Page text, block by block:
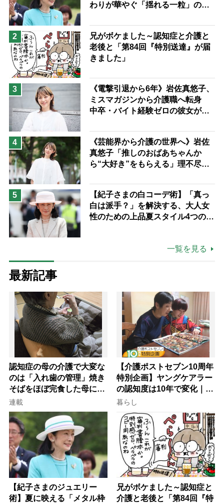
予防法
わりが華やぐ「揺れる一粒」の使
2
兄がボケました～認知症と介護と
老後と「第84回『特別送達』が届
きました」
3
《電撃引退から6年》岩佐真悠子、
ミスマガジンから介護職へ転身
中卒・バイト経験ゼロの彼女が見
ながら自分らしくいられる」
4
《芸能界から介護の世界へ》岩佐
真悠子「推しのおばあちゃんか
ら“大好き”をもらえる」理不尽さ
場は「愛おしい」
5
【紀子さまの白コーデ術】「真っ
白は派手？」を解決する、大人女
性のための上品夏スタイル4つのコ
一覧を見る
最新記事
認知症の母の介護で大変な
のは「入れ歯の管理」焼き
そばをほぼ完食した母に息
子が血の気が引いた理由
連載
【介護ポストセブン10周年
特別企画】ヤングケアラー
の認知度は10年で変化｜流
行語大賞にノミネート、法
律にも明記されたが果たし
て現在は？
暮らし
【紀子さまのジュエリー
術】夏に映える「メタル枠
兄がボケました～認知症と
介護と老後と「第84回『特